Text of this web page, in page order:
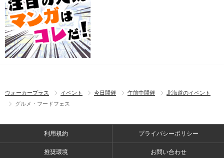
ウォーカープラス イベント 今日開催 午前中開催
北海道のイベント
グルメ・フードフェス
利用規約 プライバシーポリシー
推奨環境 お問い合わせ